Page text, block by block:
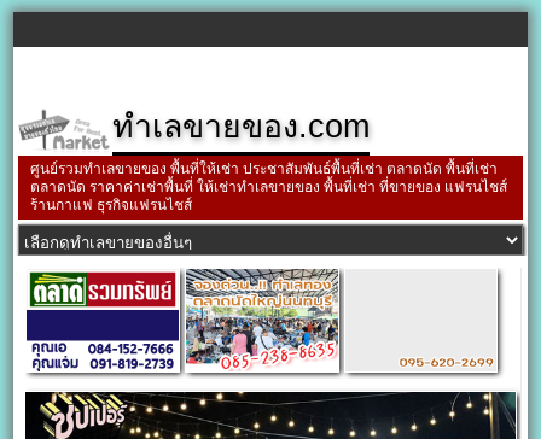
ทำเลขายของ.com
ศูนย์รวมทำเลขายของ พื้นที่ให้เช่า ประชาสัมพันธ์พื้นที่เช่า ตลาดนัด พื้นที่เช่า
ตลาดนัด ราคาค่าเช่าพื้นที่ ให้เช่าทำเลขายของ พื้นที่เช่า ที่ขายของ แฟรนไชส์
ร้านกาแฟ ธุรกิจแฟรนไชส์